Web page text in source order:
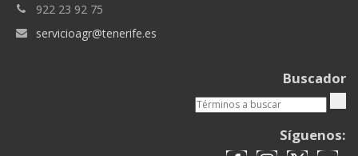
922 23 92 75
servicioagr@tenerife.es
Buscador
Síguenos: